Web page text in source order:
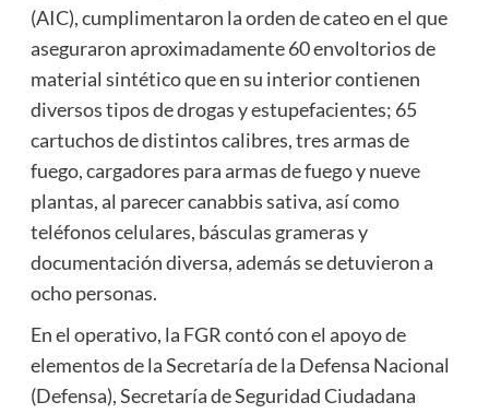
(AIC), cumplimentaron la orden de cateo en el que
aseguraron aproximadamente 60 envoltorios de
material sintético que en su interior contienen
diversos tipos de drogas y estupefacientes; 65
cartuchos de distintos calibres, tres armas de
fuego, cargadores para armas de fuego y nueve
plantas, al parecer canabbis sativa, así como
teléfonos celulares, básculas grameras y
documentación diversa, además se detuvieron a
ocho personas.
En el operativo, la FGR contó con el apoyo de
elementos de la Secretaría de la Defensa Nacional
(Defensa), Secretaría de Seguridad Ciudadana